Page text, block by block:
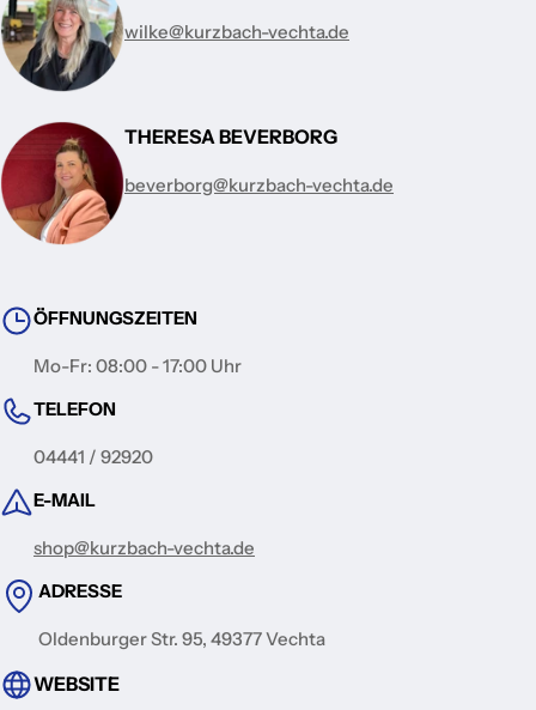
wilke@kurzbach-vechta.de
THERESA BEVERBORG
beverborg@kurzbach-vechta.de
ÖFFNUNGSZEITEN
Mo-Fr: 08:00 - 17:00 Uhr
TELEFON
04441 / 92920
E-MAIL
shop@kurzbach-vechta.de
ADRESSE
Oldenburger Str. 95, 49377 Vechta
WEBSITE